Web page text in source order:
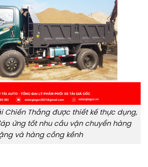
Chiến Thắng được thiết kế thực dụng,
ứng tốt nhu cầu vận chuyển hàng
và hàng cồng kềnh